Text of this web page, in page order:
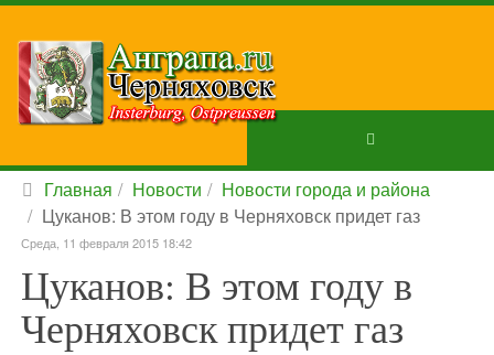
Главная Новости
Новости города и района
Цуканов: В этом году в Черняховск придет газ
Среда, 11 февраля 2015 18:42
Цуканов: В этом году в
Черняховск придет газ